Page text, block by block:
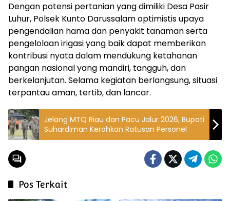
Dengan potensi pertanian yang dimiliki Desa Pasir
Luhur, Polsek Kunto Darussalam optimistis upaya
pengendalian hama dan penyakit tanaman serta
pengelolaan irigasi yang baik dapat memberikan
kontribusi nyata dalam mendukung ketahanan
pangan nasional yang mandiri, tangguh, dan
berkelanjutan. Selama kegiatan berlangsung, situasi
terpantau aman, tertib, dan lancar.
Jelang MTQ Riau dan Pacu Jalur 2026, Bupati
Suhardiman Kerahkan Ratusan Personel
Pos Terkait